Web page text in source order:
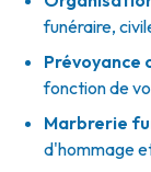
funéraire,
Prévoyance
fonction de
Marbrerie
d'hommage